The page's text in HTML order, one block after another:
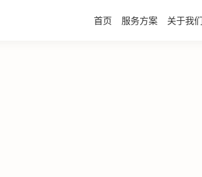
首页 服务方案 关于我